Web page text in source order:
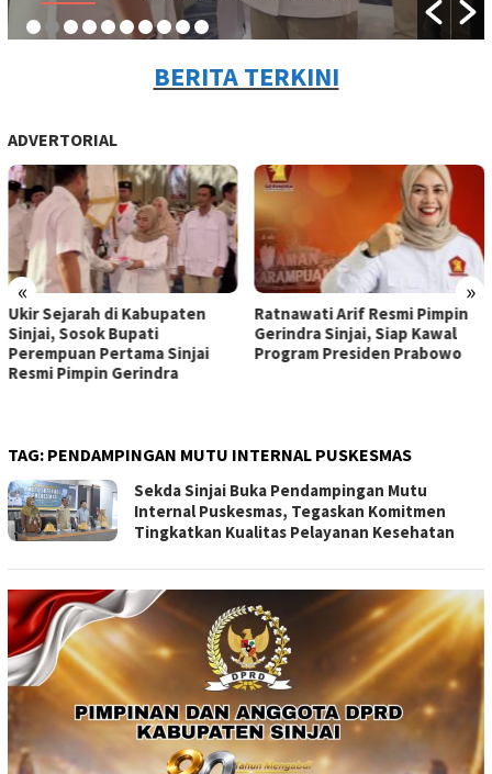
BERITA TERKINI
ADVERTORIAL
« »
Ukir Sejarah di Kabupaten
Sinjai, Sosok Bupati
Perempuan Pertama Sinjai
Resmi Pimpin Gerindra
Ratnawati Arif Resmi Pimpin
Gerindra Sinjai, Siap Kawal
Program Presiden Prabowo
TAG: PENDAMPINGAN MUTU INTERNAL PUSKESMAS
Sekda Sinjai Buka Pendampingan Mutu
Internal Puskesmas, Tegaskan Komitmen
Tingkatkan Kualitas Pelayanan Kesehatan